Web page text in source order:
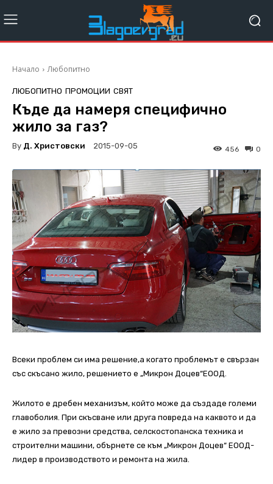
Начало Любопитно
ЛЮБОПИТНО ПРОМОЦИИ СВЯТ
Къде да намеря специфично
жило за газ?
By Д. Христовски 2015-09-05 0
456
Всеки проблем си има решение,a когато проблемът е свързан
със скъсано жило, решението е „Микрон Доцев“ЕООД.
Жилото е дребен механизъм, който може да създаде големи
главоболия. При скъсване или друга повреда на каквото и да
е жило за превозни средства, селскостопанска техника и
строителни машини, обърнете се към „Микрон Доцев“ ЕООД-
лидер в производството и ремонта на жила.